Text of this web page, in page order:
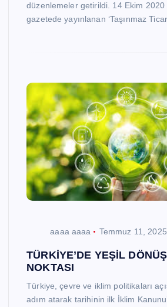
düzenlemeler getirildi. 14 Ekim
gazetede yayınlanan ‘Taşınmaz
aaaa aaaa Temmuz 11, 2025
TÜRKİYE’DE YEŞİL
NOKTASI
Türkiye, çevre ve iklim politikaları
adım atarak tarihinin ilk İklim